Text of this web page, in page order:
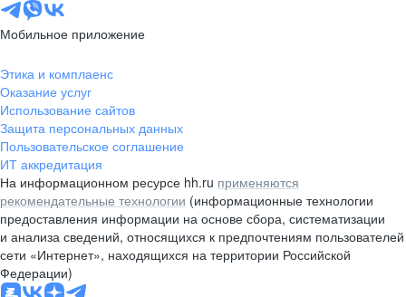
Мобильное приложение
Этика и комплаенс
Оказание услуг
Использование сайтов
Защита персональных данных
Пользовательское соглашение
ИТ аккредитация
На информационном ресурсе hh.ru применяются
рекомендательные технологии (информационные технологии
предоставления информации на основе сбора, систематизации
и анализа сведений, относящихся к предпочтениям пользователей
сети «Интернет», находящихся на территории Российской
Федерации)